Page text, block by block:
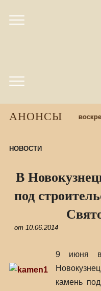
АНОНСЫ
Набор учащихся в
НОВОСТИ
В
под
от 10.06.2014
9 июня в
камень